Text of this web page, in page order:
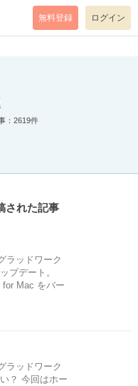
mode=return level=notice
無料登録 ログイン
：2619件
された記事
ラッドワーク
プデート。
for Mac をバー
ラッドワーク
？ 今回はホー